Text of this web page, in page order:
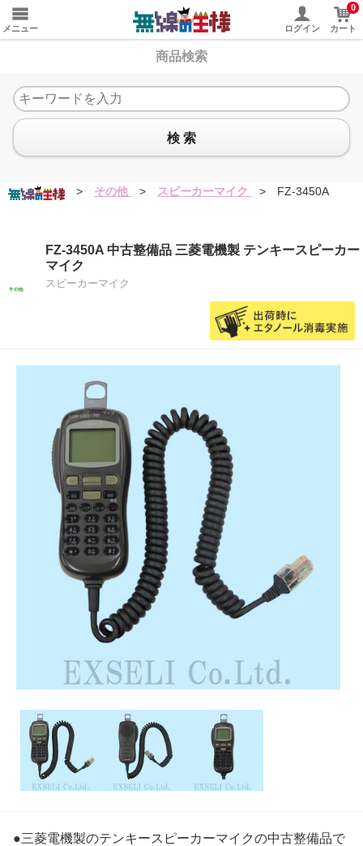
メニュー ログイン
0
カート
商品検索
検 索
> その他 > スピーカーマイク > FZ-3450A
FZ-3450A 中古整備品 三菱電機製 テンキースピーカー
マイク
スピーカーマイク
●三菱電機製のテンキースピーカーマイクの中古整備品で